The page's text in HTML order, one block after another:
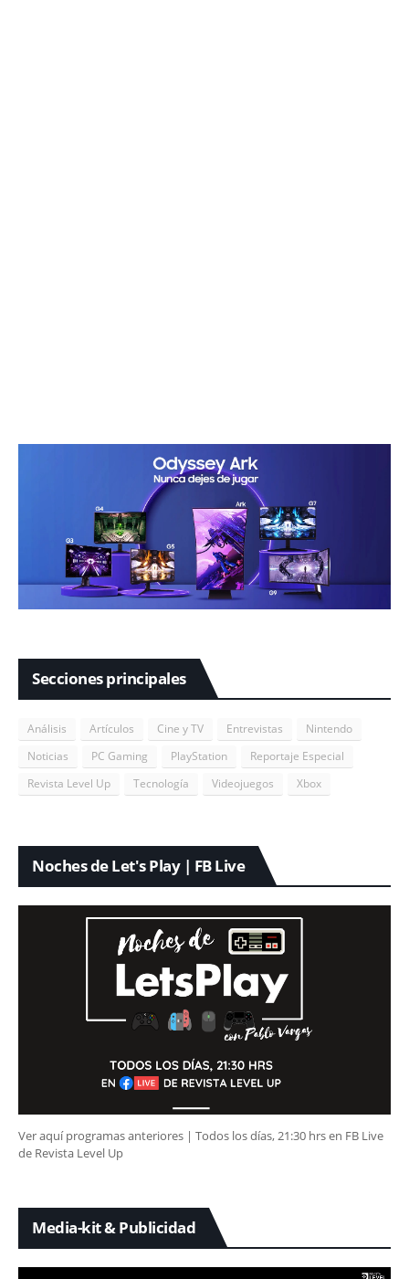
Secciones principales
Análisis Artículos Cine y TV Entrevistas
Nintendo
Noticias
PC Gaming PlayStation
Reportaje Especial
Revista Level Up
Tecnología Videojuegos Xbox
Noches de Let's Play | FB Live
Ver aquí programas anteriores | Todos los días, 21:30 hrs en FB Live
de Revista Level Up
Media-kit & Publicidad